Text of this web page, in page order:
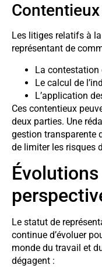
Les litiges relatifs à
représentant de
La
Le calcul de
L’application
Ces contentieux
deux parties. Une
gestion transparente
de limiter les risques
Le statut de
continue d’évoluer
monde du travail et
dégagent :